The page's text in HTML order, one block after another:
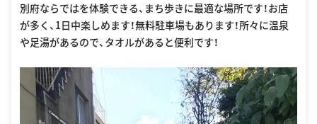
別府ならではを体験できる、まち歩きに最適な場所です！お店
が多く、1日中楽しめます！無料駐車場もあります！所々に温泉
や足湯があるので、タオルがあると便利です！